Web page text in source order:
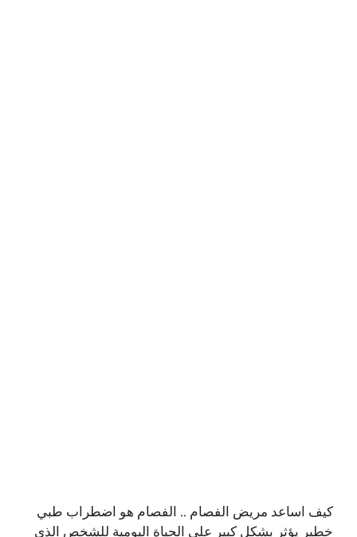
كيف اساعد مريض الفصام .. الفصام هو اضطراب طبي
خطير يؤثر بشكل كبير على الحياة اليومية للشخص الذي